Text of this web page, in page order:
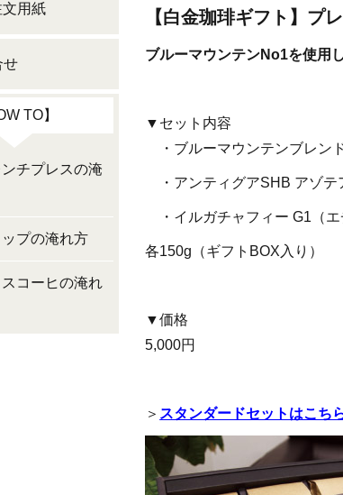
【白金珈琲ギフト】プ
ブルーマウンテンNo1を使用
▼セット内容
・ブルーマウンテンブレン
・アンティグアSHB アゾテ
・イルガチャフィー G1（エ
各150g（ギフトBOX入り）
▼価格
5,000円
＞ スタンダードセットはこち
文用紙
せ
TO】
チプレスの淹
プの淹れ方
コーヒの淹れ